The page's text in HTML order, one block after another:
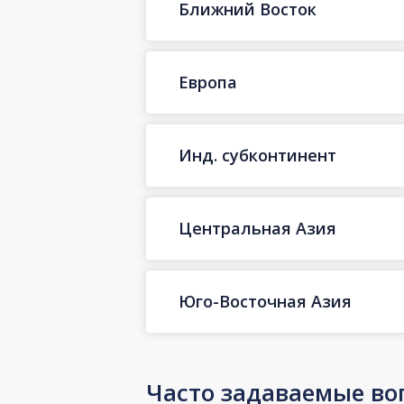
Ближний Восток
Европа
Инд. субконтинент
Центральная Азия
Юго-Восточная Азия
Часто задаваемые